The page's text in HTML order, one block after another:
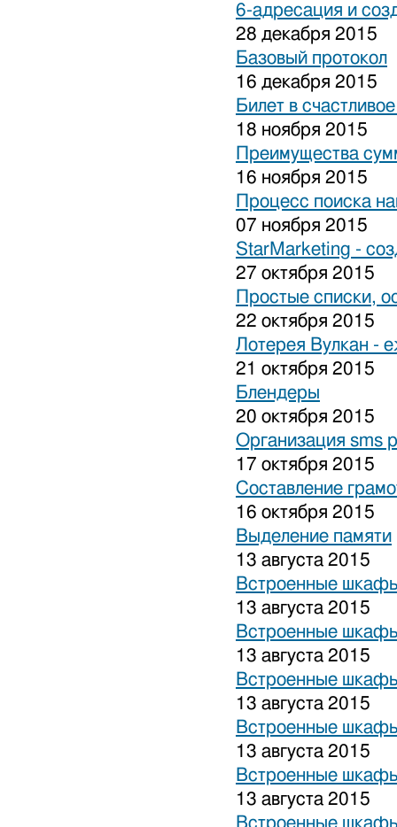
6-адресация и
28 декабря 2015
Базовый протокол
16 декабря 2015
Билет в
18 ноября 2015
Преимущества
16 ноября 2015
Процесс поиска
07 ноября 2015
StarMarketing -
27 октября 2015
Простые списки,
22 октября 2015
Лотерея Вулкан -
21 октября 2015
Блендеры
20 октября 2015
Организация sms
17 октября 2015
Составление
16 октября 2015
Выделение памяти
13 августа 2015
Встроенные
13 августа 2015
Встроенные
13 августа 2015
Встроенные
13 августа 2015
Встроенные
13 августа 2015
Встроенные
13 августа 2015
Встроенные